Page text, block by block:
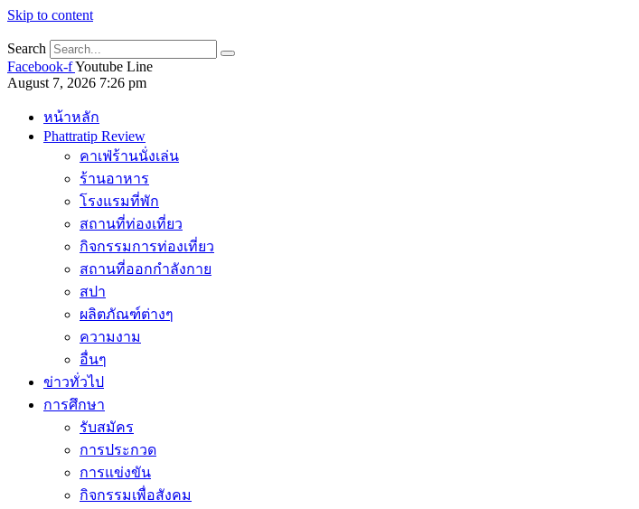
Skip to content
Search
Facebook-fYoutube Line
August 7, 2026 7:26 pm
หน้าหลัก
Phattratip Review
คาเฟ่ร้านนั่งเล่น
ร้านอาหาร
โรงแรมที่พัก
สถานที่ท่องเที่ยว
กิจกรรมการท่องเที่ยว
สถานที่ออกกำลังกาย
สปา
ผลิตภัณฑ์ต่างๆ
ความงาม
อื่นๆ
ข่าวทั่วไป
การศึกษา
รับสมัคร
การประกวด
การแข่งขัน
กิจกรรมเพื่อสังคม